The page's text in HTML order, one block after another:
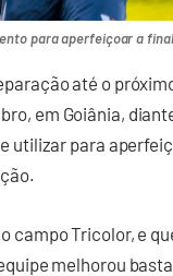
para aperfeiçoar a
até o
em Goiânia,
utilizar para
campo Tricolor, e
melhorou